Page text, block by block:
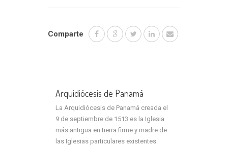
Comparte
Arquidiócesis de Panamá
La Arquidiócesis de Panamá creada el
9 de septiembre de 1513 es la Iglesia
más antigua en tierra firme y madre de
las Iglesias particulares existentes